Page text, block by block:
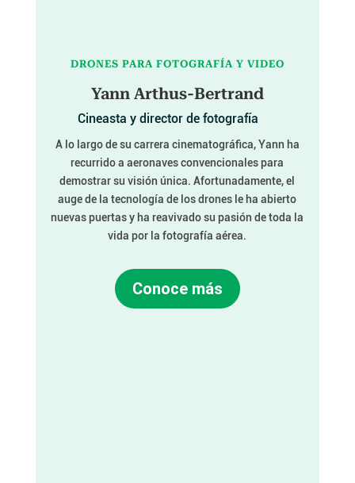
DRONES PARA FOTOGRAFÍA Y VIDEO
Yann Arthus-Bertrand
Cineasta y director de fotografía
A lo largo de su carrera cinematográfica, Yann ha
recurrido a aeronaves convencionales para
demostrar su visión única. Afortunadamente, el
auge de la tecnología de los drones le ha abierto
nuevas puertas y ha reavivado su pasión de toda la
vida por la fotografía aérea.
Conoce más